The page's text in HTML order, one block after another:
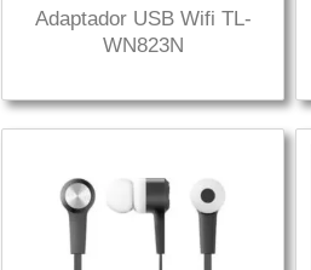
Adaptador USB Wifi TL-
WN823N